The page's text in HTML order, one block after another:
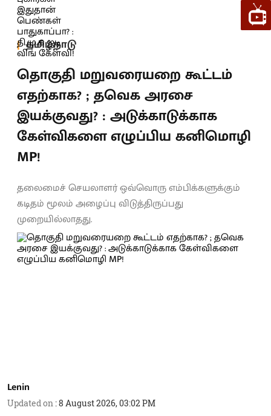
தமிழ்நாடு
தொகுதி மறுவரையறை கூட்டம்
எதற்காக? ; தவெக அரசை
இயக்குவது? : அடுக்காடுக்காக
கேள்விகளை எழுப்பிய கனிமொழி
MP!
தலைமைச் செயலாளர் ஒவ்வொரு எம்பிக்களுக்கும்
கடிதம் மூலம் அழைப்பு விடுத்திருப்பது
முறையில்லாதது.
Lenin
Updated on :8 August 2026, 03:02 PM